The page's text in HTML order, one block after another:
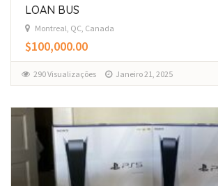
LOAN BUS
Montreal, QC, Canada
$100,000.00
290 Visualizações Janeiro 21, 2025